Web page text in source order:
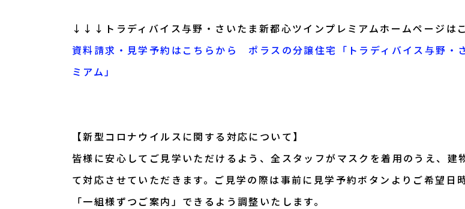
↓↓↓トラディバイス与野・さいたま新都心ツインプレミアムホームページ
資料請求・見学予約はこちらから ポラスの分譲住宅「トラディバイス与野・
ミアム」
【新型コロナウイルスに関する対応について】
皆様に安心してご見学いただけるよう、全スタッフがマスクを着用のうえ、建
て対応させていただきます。ご見学の際は事前に見学予約ボタンよりご希望日
「一組様ずつご案内」できるよう調整いたします。